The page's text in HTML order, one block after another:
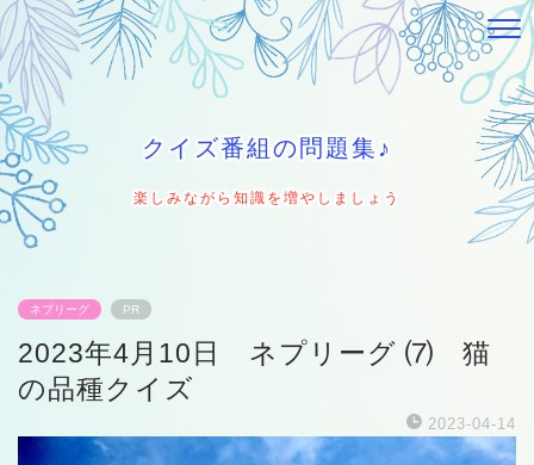
クイズ番組の問題集♪
楽しみながら知識を増やしましょう
ネプリーグ PR
2023年4月10日 ネプリーグ ⑺ 猫
の品種クイズ
2023-04-14